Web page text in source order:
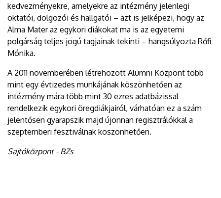
kedvezményekre, amelyekre az intézmény jelenlegi
oktatói, dolgozói és hallgatói – azt is jelképezi, hogy az
Alma Mater az egykori diákokat ma is az egyetemi
polgárság teljes jogú tagjainak tekinti – hangsúlyozta Rőfi
Mónika.
A 2011 novemberében létrehozott Alumni Központ több
mint egy évtizedes munkájának köszönhetően az
intézmény mára több mint 30 ezres adatbázissal
rendelkezik egykori öregdiákjairól, várhatóan ez a szám
jelentősen gyarapszik majd újonnan regisztrálókkal a
szeptemberi fesztiválnak köszönhetően.
Sajtóközpont - BZs